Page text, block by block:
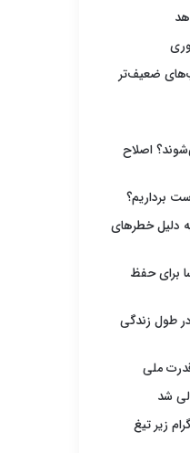
ضعیف‌تر
اصلاح
برداریم؟
به دلیل خطرهای
ناسا برای حفظ
طول زندگی
ملی
شد
زیر تیغ